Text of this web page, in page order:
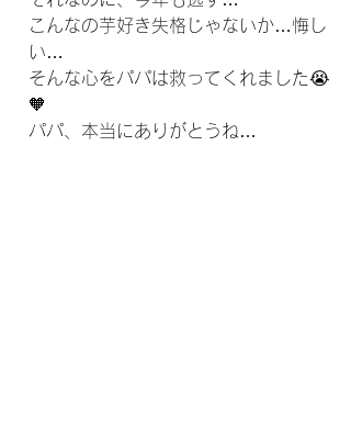
こんなの芋好き失格じゃないか…悔し
い…
そんな心をパパは救ってくれました😭
🧡
パパ、本当にありがとうね…